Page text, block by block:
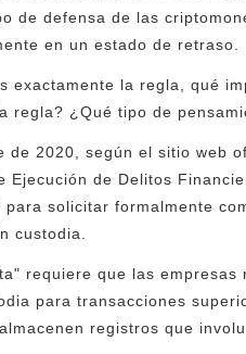
de defensa de las
en un estado de retraso.
exactamente la regla, qué
regla? ¿Qué tipo de
de 2020, según el sitio web
Ejecución de Delitos
para solicitar formalmente
custodia.
requiere que las
para transacciones
registros que